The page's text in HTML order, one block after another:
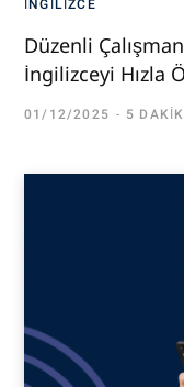
İNGILIZCE
Düzenli
İngilizceyi Hızla
01/12/2025 5